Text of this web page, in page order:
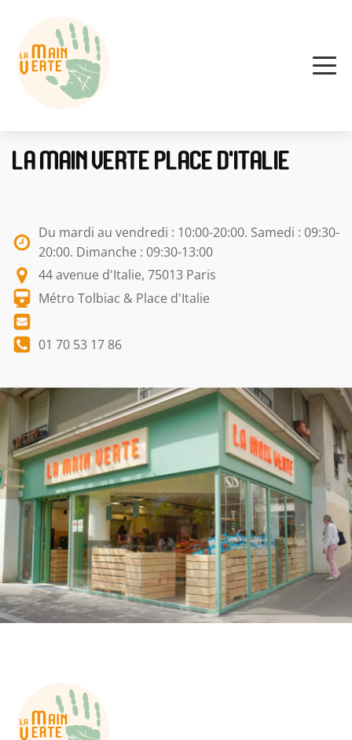
La Main Verte Place d'Italie
Du mardi au vendredi : 10:00-20:00. Samedi : 09:30-
20:00. Dimanche : 09:30-13:00
44 avenue d'Italie, 75013 Paris
Métro Tolbiac & Place d'Italie
01 70 53 17 86